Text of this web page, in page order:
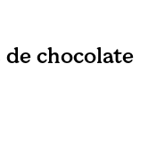
chocolate